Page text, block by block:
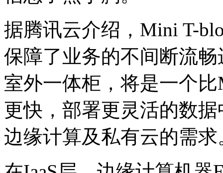
据腾讯云介绍，Mini T-
保障了业务的不间断流
室外一体柜，将是一个
更快，部署更灵活的数
边缘计算及私有云的需求